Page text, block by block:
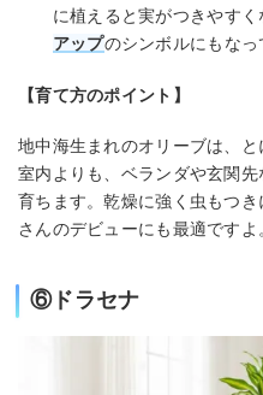
に植えると実がつきやすく
アップのシンボルにもなっ
【育て方のポイント】
地中海生まれのオリーブは、
室内よりも、ベランダや玄関
育ちます。乾燥に強く虫もつ
さんのデビューにも最適ですよ
⑥ドラセナ